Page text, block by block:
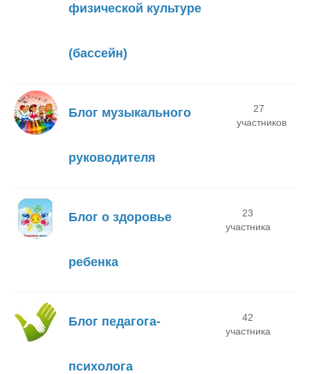
физической культуре
(бассейн)
Блог музыкального
руководителя
27
участников
Блог о здоровье
ребенка
23
участника
Блог педагога-
психолога
42
участника